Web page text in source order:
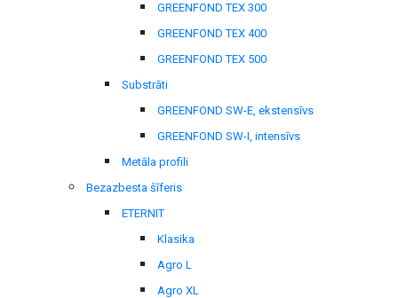
GREENFOND TEX 300
GREENFOND TEX 400
GREENFOND TEX 500
Substrāti
GREENFOND SW-E, ekstensīvs
GREENFOND SW-I, intensīvs
Metāla profili
Bezazbesta šīferis
ETERNIT
Klasika
Agro L
Agro XL